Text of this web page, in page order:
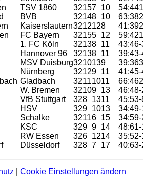
TSV 1860 32157 10 54:44
BVB 32148 10 63:38
Kaiserslautern3212128 41:392
FC Bayern 32155 12 59:42
1. FC Köln 32138 11 43:46-
Hannover 96 32138 11 39:43-
MSV Duisburg3210139 39:363
Nürnberg 32129 11 41:45-
Gladbach 32111011 66:46
W. Bremen 32109 13 46:48-
VfB Stuttgart 328 1311 45:53-
HSV 329 1013 34:49-
Schalke 32116 15 34:59-
KSC 329 9 14 48:61-
RW Essen 326 1214 35:52-
Düsseldorf 328 7 17 40:63-
Cookie Einstellungen ändern